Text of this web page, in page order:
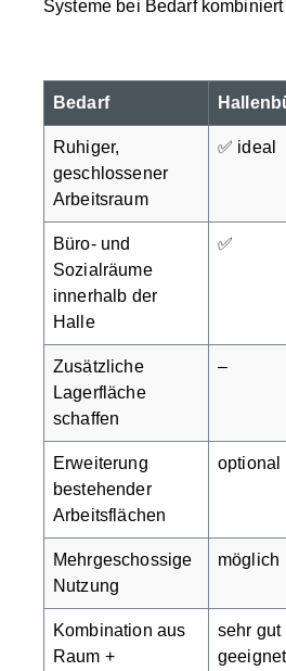
Systeme bei Bedarf
Bedarf
Ruhiger,
geschlossener
Arbeitsraum
✅ ideal
Büro- und
Sozialräume
innerhalb der
Halle
✅
Zusätzliche
Lagerfläche
schaffen
–
Erweiterung
bestehender
Arbeitsflächen
optional
Mehrgeschossige
Nutzung
möglich
Kombination aus
Raum +
sehr gut
geeignet